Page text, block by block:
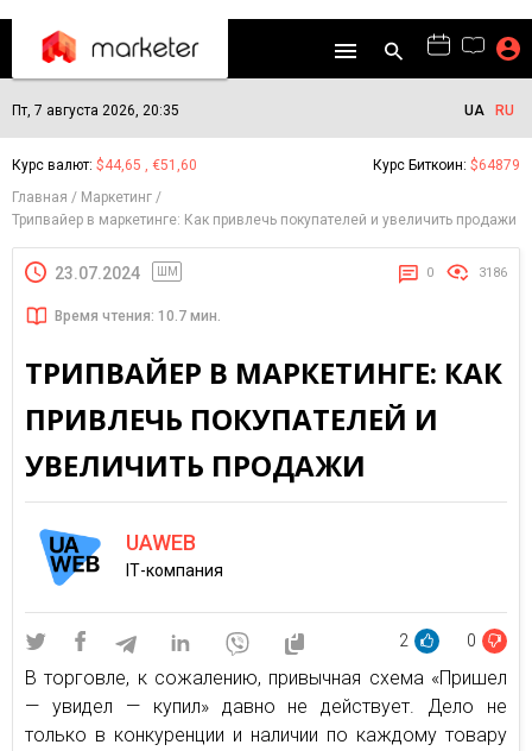
Пт, 7 августа 2026, 20:35 UA RU
Курс валют: $44,65 , €51,60 Курс Биткоин: $64879
Главная
Маркетинг
Трипвайер в маркетинге: Как привлечь покупателей и увеличить продажи
23.07.2024 ШМ 0 3186
Время чтения: 10.7 мин.
ТРИПВАЙЕР В МАРКЕТИНГЕ: КАК
ПРИВЛЕЧЬ ПОКУПАТЕЛЕЙ И
УВЕЛИЧИТЬ ПРОДАЖИ
UAWEB
ІТ-компания
2 0
В торговле, к сожалению, привычная схема «Пришел
— увидел — купил» давно не действует. Дело не
только в конкуренции и наличии по каждому товару